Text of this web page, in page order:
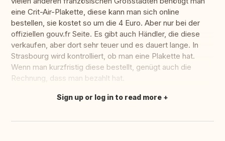
eine Crit-Air-Plakette, diese kann man sich online
bestellen, sie kostet so um die 4 Euro. Aber nur bei der
offiziellen gouv.fr Seite. Es gibt auch Händler, die diese
verkaufen, aber dort sehr teuer und es dauert lange. In
Strasbourg wird kontrolliert, ob man eine Plakette hat.
Wenn man kurzfristig diese bestellt, genügt auch die
Rechnung, dass man bezahlt hat.
Translate this
Sign up or log in to read more